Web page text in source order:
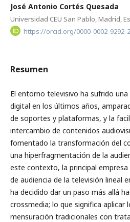
José Antonio Cortés Quesada
Universidad CEU San Pablo, Madrid,
https://orcid.org/0000-0002-9292-
Resumen
El entorno televisivo ha sufrido
digital en los últimos años,
de soportes y plataformas, y la
intercambio de contenidos
fomentado la transformación del
una hiperfragmentación de la
este contexto, la principal empresa
de audiencia de la televisión lineal
ha decidido dar un paso más allá
crossmedia; lo que significa aplicar
mensuración tradicionales con